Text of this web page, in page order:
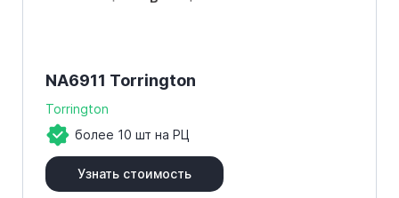
NA6911 Torrington
Torrington
более 10 шт на РЦ
Узнать стоимость